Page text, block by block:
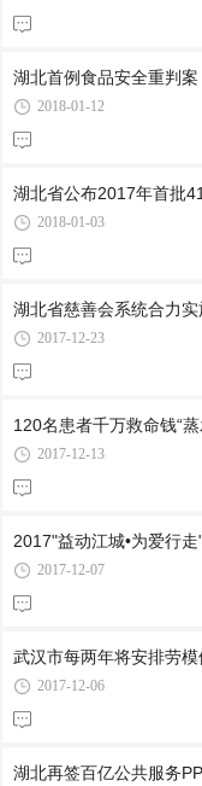
湖北首例食品安全重判
2018-01-12
湖北省公布2017年首批
2018-01-03
湖北省慈善会系统合力实
2017-12-23
120名患者千万救命钱“
2017-12-13
2017"益动江城•为爱行
2017-12-07
武汉市每两年将安排劳模
2017-12-06
湖北再签百亿公共服务